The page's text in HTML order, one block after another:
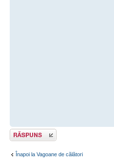
Răspunde
Înapoi la Vagoane de călători